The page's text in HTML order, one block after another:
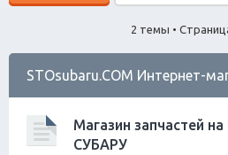
2 темы •
STOsubaru.COM Интернет-
Магазин запчастей
СУБАРУ